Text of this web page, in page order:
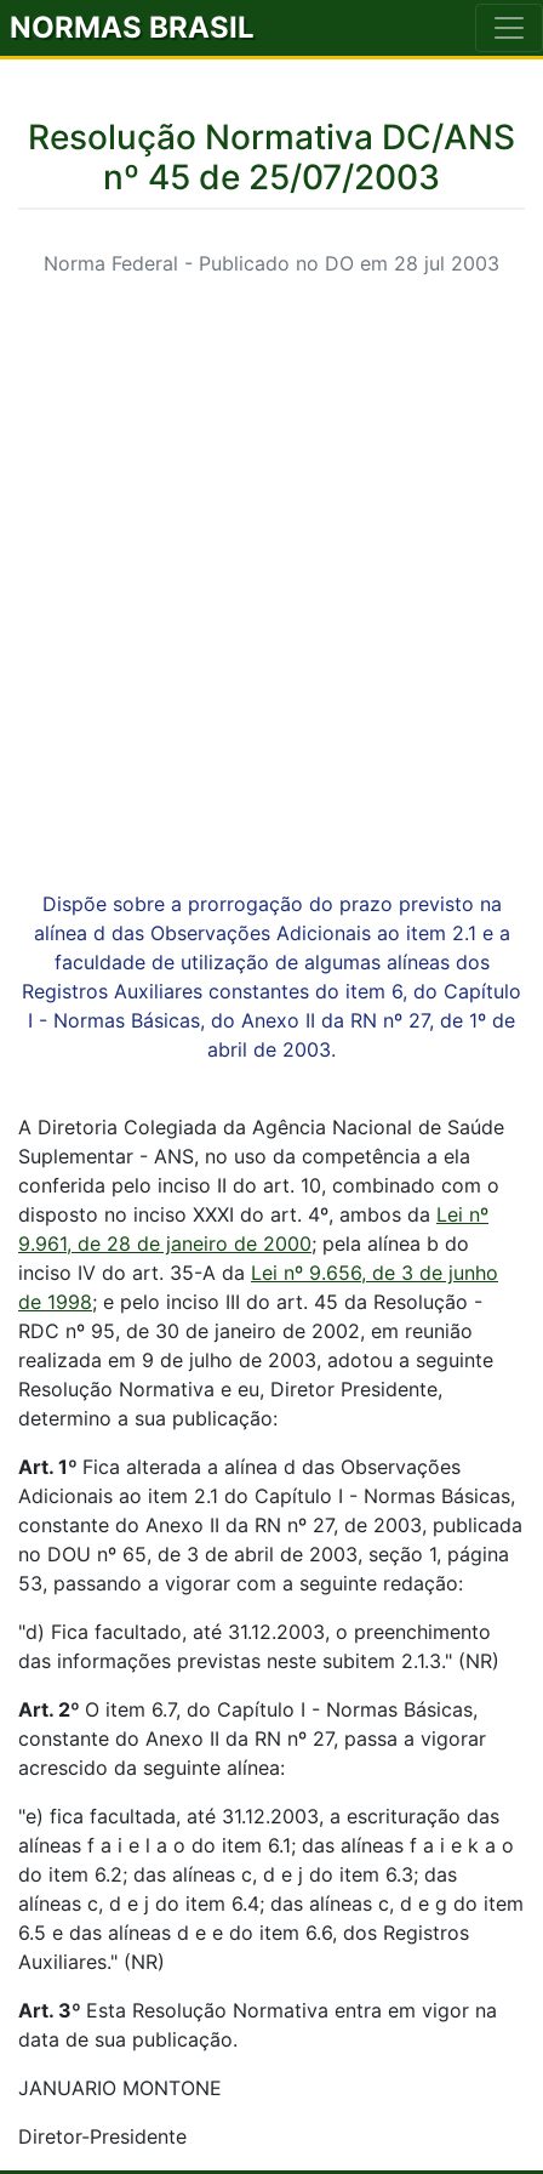
NORMAS BRASIL
Resolução Normativa DC/ANS
nº 45 de 25/07/2003
Norma Federal - Publicado no DO em 28 jul 2003
Dispõe sobre a prorrogação do prazo previsto na
alínea d das Observações Adicionais ao item 2.1 e a
faculdade de utilização de algumas alíneas dos
Registros Auxiliares constantes do item 6, do Capítulo
I - Normas Básicas, do Anexo II da RN nº 27, de 1º de
abril de 2003.
A Diretoria Colegiada da Agência Nacional de Saúde
Suplementar - ANS, no uso da competência a ela
conferida pelo inciso II do art. 10, combinado com o
disposto no inciso XXXI do art. 4º, ambos da Lei nº
9.961, de 28 de janeiro de 2000; pela alínea b do
inciso IV do art. 35-A da Lei nº 9.656, de 3 de junho
de 1998; e pelo inciso III do art. 45 da Resolução -
RDC nº 95, de 30 de janeiro de 2002, em reunião
realizada em 9 de julho de 2003, adotou a seguinte
Resolução Normativa e eu, Diretor Presidente,
determino a sua publicação:
Art. 1º Fica alterada a alínea d das Observações
Adicionais ao item 2.1 do Capítulo I - Normas Básicas,
constante do Anexo II da RN nº 27, de 2003, publicada
no DOU nº 65, de 3 de abril de 2003, seção 1, página
53, passando a vigorar com a seguinte redação:
"d) Fica facultado, até 31.12.2003, o preenchimento
das informações previstas neste subitem 2.1.3." (NR)
Art. 2º O item 6.7, do Capítulo I - Normas Básicas,
constante do Anexo II da RN nº 27, passa a vigorar
acrescido da seguinte alínea:
"e) fica facultada, até 31.12.2003, a escrituração das
alíneas f a i e l a o do item 6.1; das alíneas f a i e k a o
do item 6.2; das alíneas c, d e j do item 6.3; das
alíneas c, d e j do item 6.4; das alíneas c, d e g do item
6.5 e das alíneas d e e do item 6.6, dos Registros
Auxiliares." (NR)
Art. 3º Esta Resolução Normativa entra em vigor na
data de sua publicação.
JANUARIO MONTONE
Diretor-Presidente